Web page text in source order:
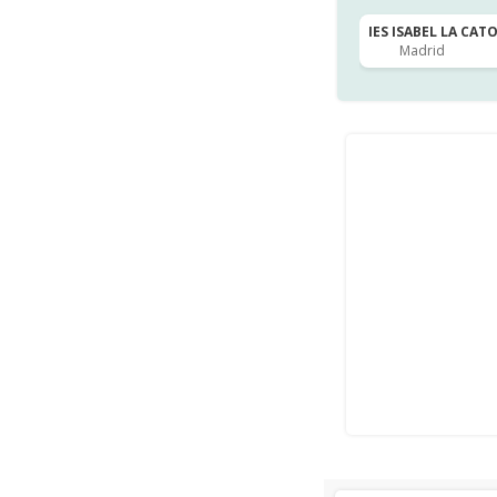
IES ISABEL LA
Madrid